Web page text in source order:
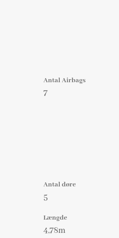
Antal Airbags
7
Antal døre
5
Længde
4,78m